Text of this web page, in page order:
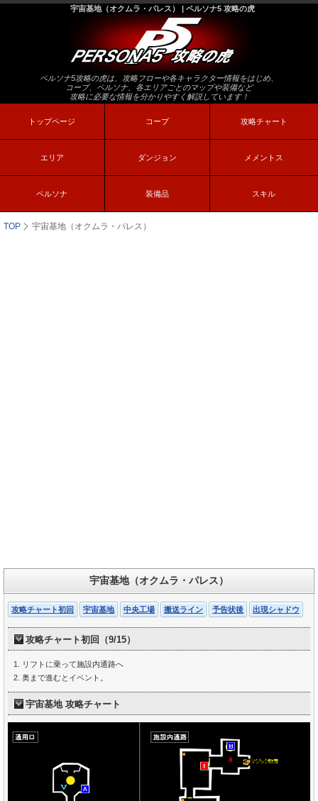
宇宙基地（オクムラ・パレス） | ペルソナ5 攻略の虎
ペルソナ5攻略の虎は、攻略フローや各キャラクター情報をはじめ、
コープ、ペルソナ、各エリアごとのマップや装備など
攻略に必要な情報を分かりやすく解説しています！
トップページ コープ 攻略チャート
エリア ダンジョン メメントス
ペルソナ 装備品 スキル
TOP 宇宙基地（オクムラ・パレス）
宇宙基地（オクムラ・パレス）
攻略チャート初回 宇宙基地 中央工場 搬送ライン 予告状後 出現シャドウ
攻略チャート初回（9/15）
リフトに乗って施設内通路へ
奥まで進むとイベント。
宇宙基地 攻略チャート